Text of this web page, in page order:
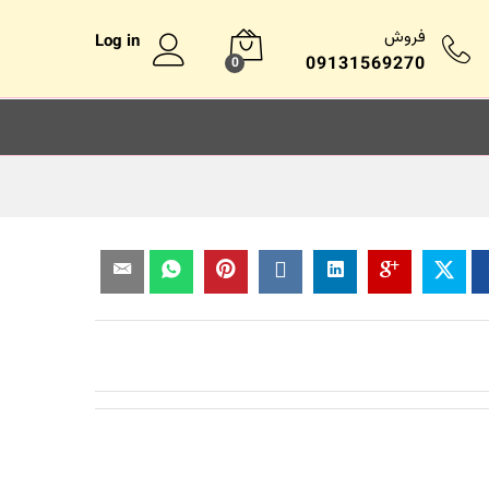
فروش
09131569270
0
Log in